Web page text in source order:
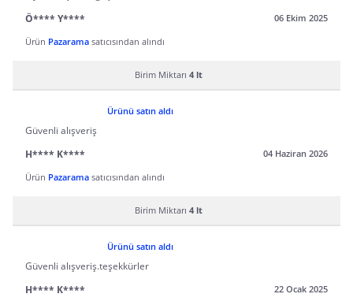
Ö**** Y****
06 Ekim 2025
Ürün Pazarama satıcısından alındı
Birim Miktarı 4 lt
Ürünü satın aldı
Güvenli alışveriş
H**** K****
04 Haziran 2026
Ürün Pazarama satıcısından alındı
Birim Miktarı 4 lt
Ürünü satın aldı
Güvenli alışveriş.teşekkürler
H**** K****
22 Ocak 2025